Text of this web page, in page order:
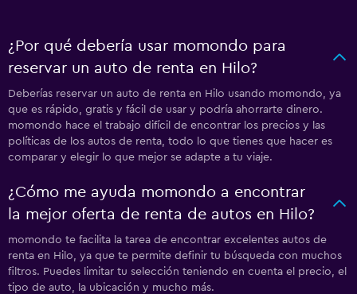
¿Por qué debería usar momondo para
reservar un auto de renta en Hilo?
Deberías reservar un auto de renta en Hilo usando momondo, ya
que es rápido, gratis y fácil de usar y podría ahorrarte dinero.
momondo hace el trabajo difícil de encontrar los precios y las
políticas de los autos de renta, todo lo que tienes que hacer es
comparar y elegir lo que mejor se adapte a tu viaje.
¿Cómo me ayuda momondo a encontrar
la mejor oferta de renta de autos en Hilo?
momondo te facilita la tarea de encontrar excelentes autos de
renta en Hilo, ya que te permite definir tu búsqueda con muchos
filtros. Puedes limitar tu selección teniendo en cuenta el precio, el
tipo de auto, la ubicación y mucho más.